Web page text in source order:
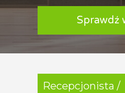
Recepcjonista /